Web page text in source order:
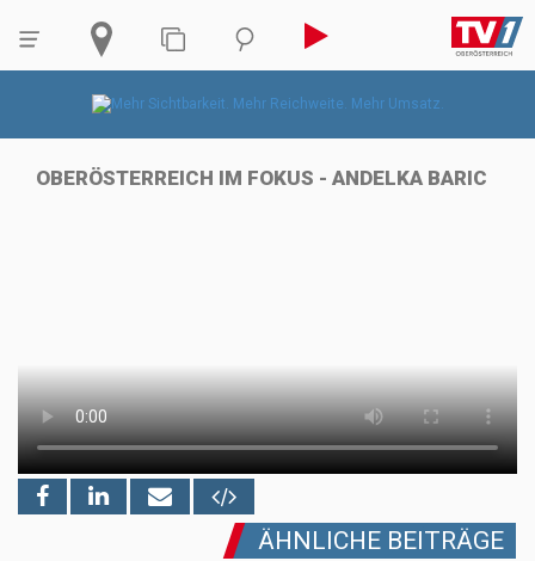
OBERÖSTERREICH IM FOKUS - ANDELKA BARIC
ÄHNLICHE BEITRÄGE